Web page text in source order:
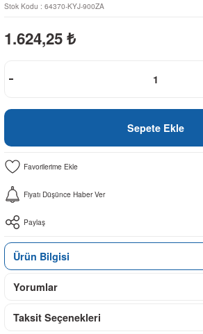
Stok Kodu : 64370-KYJ-900ZA
1.624,25 ₺
Sepete Ekle
Fiyatı Düşünce Haber Ver
Paylaş
Ürün Bilgisi
Yorumlar
Taksit Seçenekleri